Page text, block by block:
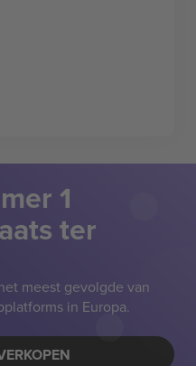
1
ter
meest gevolgde van
in Europa.